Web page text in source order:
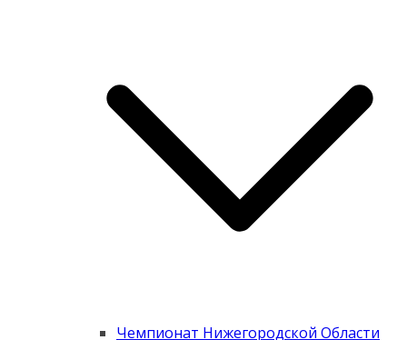
Чемпионат Нижегородской Области